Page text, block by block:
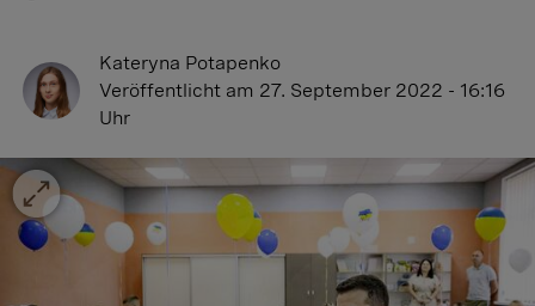
Kateryna Potapenko
Veröffentlicht am 27. September 2022 - 16:16
Uhr